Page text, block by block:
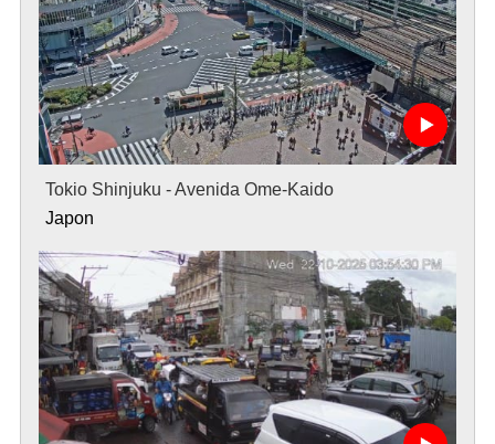
Tokio Shinjuku - Avenida Ome-Kaido
Japon